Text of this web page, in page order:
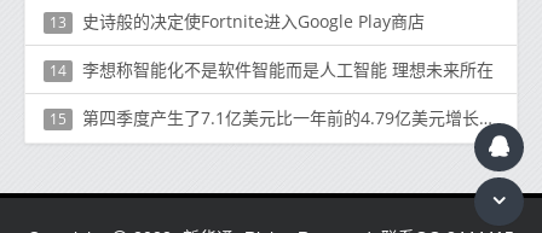
13 史诗般的决定使Fortnite进入Google Play商店
14 李想称智能化不是软件智能而是人工智能 理想未来所在
15 第四季度产生了7.1亿美元比一年前的4.79亿美元增长了48％